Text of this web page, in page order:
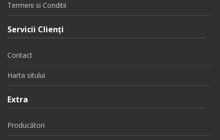
Termeni si Conditii
Servicii Clienţi
Contact
Harta sitului
Extra
Producători